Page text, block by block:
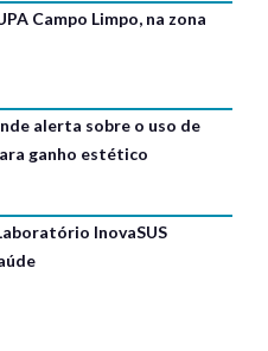
Campo Limpo, na zona
alerta sobre o uso de
ganho estético
InovaSUS